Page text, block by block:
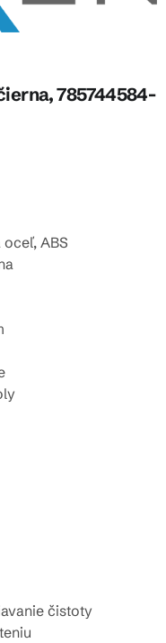
785744584-
ABS
čistoty